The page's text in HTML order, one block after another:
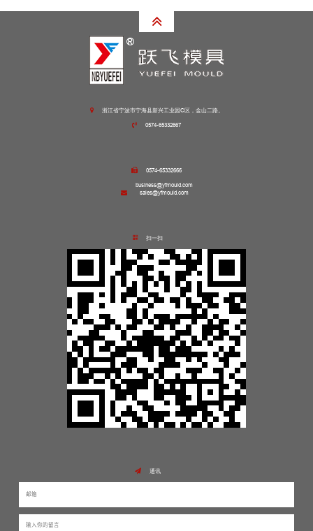
浙江省宁波市宁海县新兴工业园C区，金山二路。
0574-65332667
0574-65332666
business@yfmould.com
sales@yfmould.com
扫一扫
通讯